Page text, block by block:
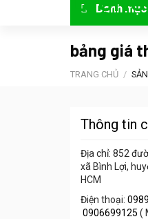
Danh
bảng giá
TRANG CHỦ /
Thông tin
Địa chỉ: 852
xã Bình Lợi,
HCM
Điện thoại:
0906699125 (